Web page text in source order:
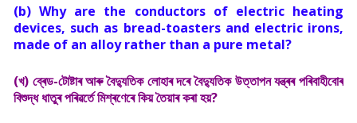
(b) Why are the conductors of electric heating
devices, such as bread-toasters and electric irons,
made of an alloy rather than a pure metal?
(খ) ব্ৰেড-টোষ্টাৰ আৰু বৈদ্যুতিক লোহাৰ দৰে বৈদ্যুতিক উত্তাপন যন্ত্ৰৰ পৰিবাহীবোৰ
বিশুদ্ধ ধাতুৰ পৰিৱৰ্তে মিশ্ৰণেৰে কিয় তৈয়াৰ কৰা হয়?